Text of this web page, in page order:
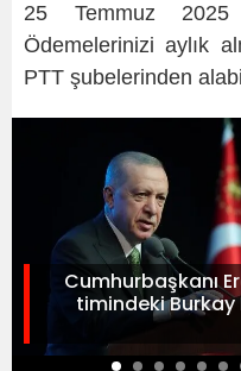
25 Temmuz
Ödemelerinizi aylık
PTT şubelerinden
Cumhurbaşkanı
timindeki